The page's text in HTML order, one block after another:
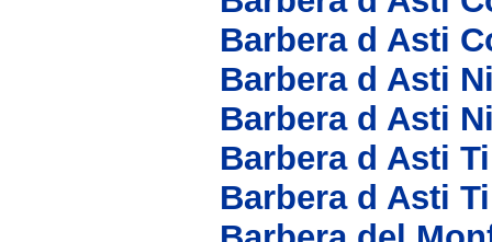
Barbera d Asti
Barbera d Asti
Barbera d Asti
Barbera d Asti
Barbera d Asti